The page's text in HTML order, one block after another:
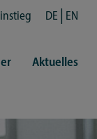
DE EN
Aktuelles